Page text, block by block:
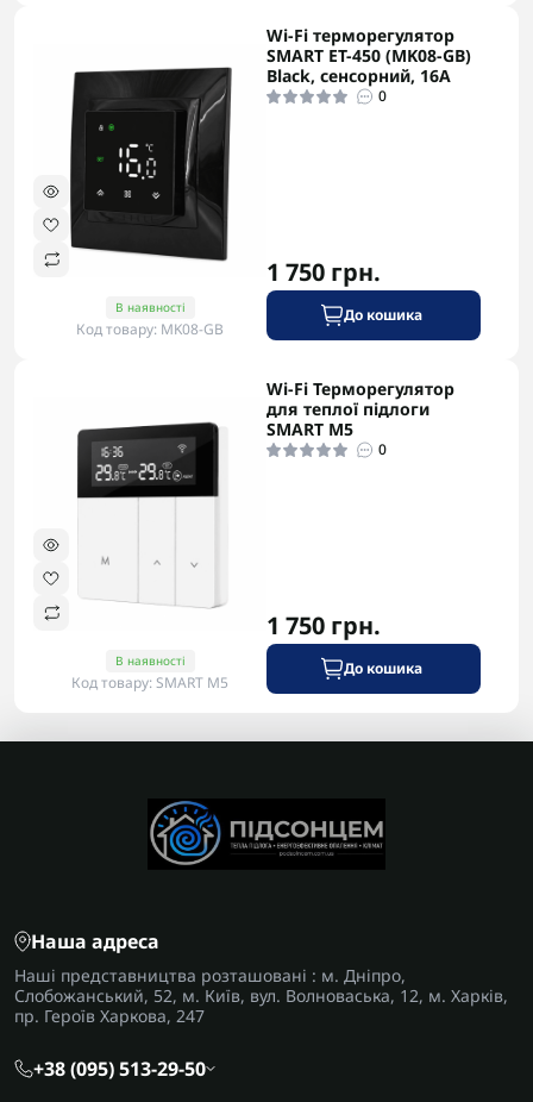
В наявності
Код товару: MK08-GB
Wi-Fi терморегулятор
SMART ET-450 (MK08-GB)
Black, сенсорний, 16А
0
1 750 грн.
До кошика
В наявності
Код товару: SMART M5
Wi-Fi Терморегулятор
для теплої підлоги
SMART M5
0
1 750 грн.
До кошика
Наша адреса
Наші представництва розташовані : м. Дніпро,
Слобожанський, 52, м. Київ, вул. Волноваська, 12, м. Харків,
пр. Героїв Харкова, 247
+38 (095) 513-29-50